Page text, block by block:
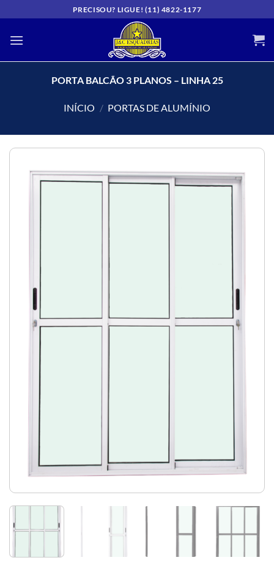
to
content
PRECISOU? LIGUE! (11) 4822-1177
PORTA BALCÃO 3 PLANOS – LINHA 25
INÍCIO / PORTAS DE ALUMÍNIO